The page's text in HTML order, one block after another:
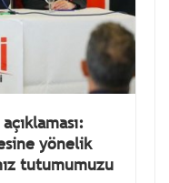
yönelik
tutumumuzu